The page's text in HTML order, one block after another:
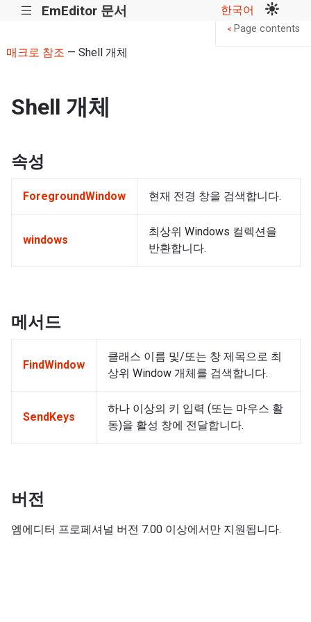
||| EmEditor 문서 한국어
매크로 참조 — Shell 개체
Shell 개체
속성
ForegroundWindow 현재 전경 창을 검색합니다.
windows
최상위 Windows 컬렉션을
반환합니다.
메서드
FindWindow
클래스 이름 및/또는 창 제목으로 최
상위 Window 개체를 검색합니다.
SendKeys
하나 이상의 키 입력 (또는 마우스 활
동)을 활성 창에 전달합니다.
버전
엠에디터 프로페셔널 버전 7.00 이상에서만 지원됩니다.
< Page contents